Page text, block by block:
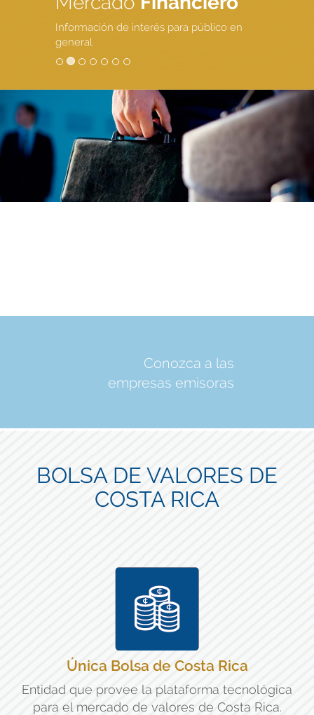
Información de interés para público en
general
Conozca a las
empresas emisoras
BOLSA DE VALORES DE
COSTA RICA
Única Bolsa de Costa Rica
Entidad que provee la plataforma tecnológica
para el mercado de valores de Costa Rica.